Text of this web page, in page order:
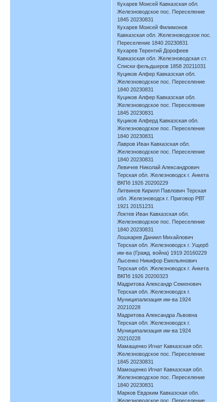
Кухарев Моисей Кавказская обл.
Железноводское пос. Переселение
1845 20230831
Кухарев Моисей Филимонов
Кавказская обл. Железноводское пос.
Переселение 1840 20230831
Кухарев Терентий Дорофеев
Кавказская обл. Железноводская ст.
Списки фельдшеров 1858 20211031
Куциков Алфер Кавказская обл.
Железноводское пос. Переселение
1840 20230831
Куциков Алфер Кавказская обл.
Железноводское пос. Переселение
1845 20230831
Куциков Алферд Кавказская обл.
Железноводское пос. Переселение
1840 20230831
Лавров Иван Кавказская обл.
Железноводское пос. Переселение
1840 20230831
Левичев Николай Александрович
Терская обл. Железноводск г. Анкета
ВКПб 1926 20200229
Литвинов Кирилл Павлович Терская
обл. Железноводск г. Приговор РВТ
1921 20151231
Локтев Иван Кавказская обл.
Железноводское пос. Переселение
1840 20230831
Лошкарев Даниил Михайлович
Терская обл. Железноводск г. Ущерб
им-ва (Гражд. война) 1919 20160229
Лысенко Никифор Емельянович
Терская обл. Железноводск г. Анкета
ВКПб 1926 20200323
Мадритова Александр Семенович
Терская обл. Железноводск г.
Муниципализация им-ва 1924
20210228
Мадритова Александра Львовна
Терская обл. Железноводск г.
Муниципализация им-ва 1924
20210228
Мамащенко Игнат Кавказская обл.
Железноводское пос. Переселение
1845 20230831
Мамощенко Игнат Кавказская обл.
Железноводское пос. Переселение
1840 20230831
Марков Евдоким Кавказская обл.
Железноводское пос. Переселение